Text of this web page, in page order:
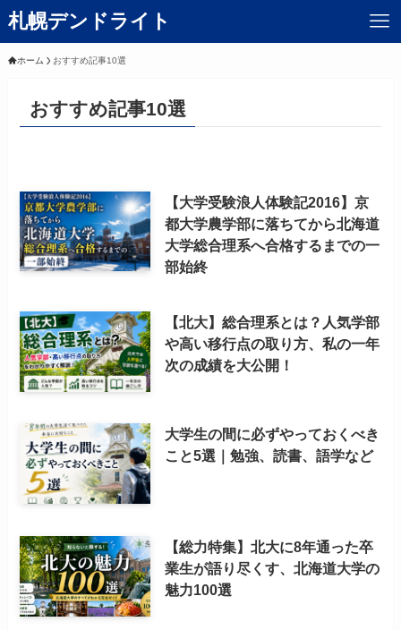
札幌デンドライト
ホーム おすすめ記事10選
おすすめ記事10選
【大学受験浪人体験記2016】京
都大学農学部に落ちてから北海道
大学総合理系へ合格するまでの一
部始終
【北大】総合理系とは？人気学部
や高い移行点の取り方、私の一年
次の成績を大公開！
大学生の間に必ずやっておくべき
こと5選｜勉強、読書、語学など
【総力特集】北大に8年通った卒
業生が語り尽くす、北海道大学の
魅力100選